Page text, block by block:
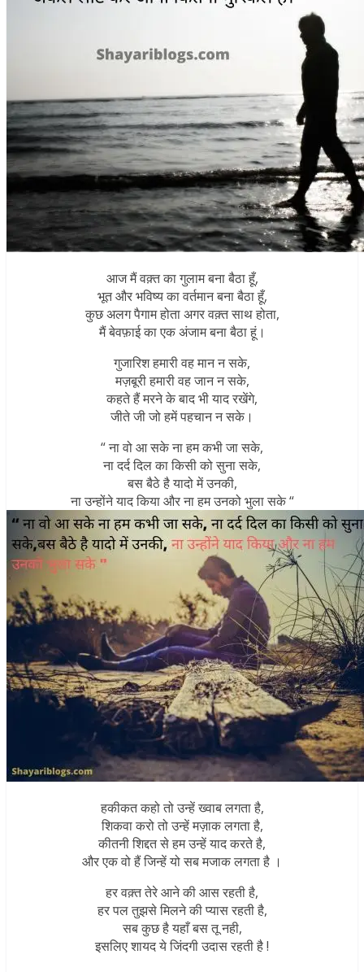
आज मैं वक़्त का गुलाम बना बैठा हूँ,
भूत और भविष्य का वर्तमान बना बैठा हूँ,
कुछ अलग पैगाम होता अगर वक़्त साथ होता,
मैं बेवफ़ाई का एक अंजाम बना बैठा हूं।
गुजारिश हमारी वह मान न सके,
मज़बूरी हमारी वह जान न सके,
कहते हैं मरने के बाद भी याद रखेंगे,
जीते जी जो हमें पहचान न सके।
“ ना वो आ सके ना हम कभी जा सके,
ना दर्द दिल का किसी को सुना सके,
बस बैठे है यादो में उनकी,
ना उन्होंने याद किया और ना हम उनको भुला सके “
हकीकत कहो तो उन्हें ख्वाब लगता है,
शिकवा करो तो उन्हें मज़ाक लगता है,
कीतनी शिद्दत से हम उन्हें याद करते है,
और एक वो हैं जिन्हें यो सब मजाक लगता है ।
हर वक़्त तेरे आने की आस रहती है,
हर पल तुझसे मिलने की प्यास रहती है,
सब कुछ है यहाँ बस तू नही,
इसलिए शायद ये जिंदगी उदास रहती है !